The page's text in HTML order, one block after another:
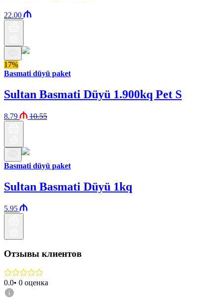
22.00
17%
Basmati düyü paket
Sultan Basmati Düyü 1.900kq Pet S
8.79 10.55
Basmati düyü paket
Sultan Basmati Düyü 1kq
5.95
Отзывы клиентов
0.0• 0 оценка